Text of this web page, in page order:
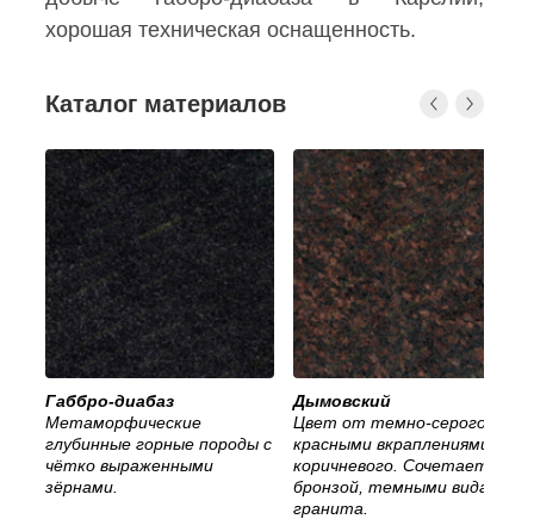
хорошая техническая оснащенность.
Каталог материалов
Габбро-диабаз
Метаморфические
глубинные горные породы с
чётко выраженными
зёрнами.
Дымовский
Цвет от темно-серого с
красными вкраплениями, до
коричневого. Сочетается с
бронзой, темными видами
гранита.